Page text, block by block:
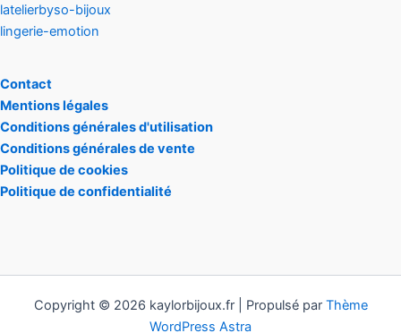
latelierbyso-bijoux
lingerie-emotion
Contact
Mentions légales
Conditions générales d'utilisation
Conditions générales de vente
Politique de cookies
Politique de confidentialité
Copyright © 2026 kaylorbijoux.fr | Propulsé par Thème
WordPress Astra